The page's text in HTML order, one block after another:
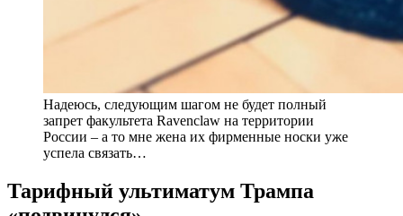
Надеюсь, следующим шагом не будет полный
запрет факультета Ravenclaw на территории
России – а то мне жена их фирменные носки уже
успела связать…
Тарифный ультиматум Трампа